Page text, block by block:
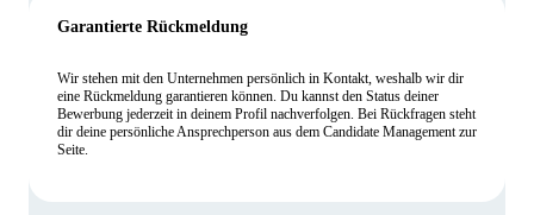
Garantierte Rückmeldung
Wir stehen mit den Unternehmen persönlich in Kontakt, weshalb wir dir
eine Rückmeldung garantieren können. Du kannst den Status deiner
Bewerbung jederzeit in deinem Profil nachverfolgen. Bei Rückfragen steht
dir deine persönliche Ansprechperson aus dem Candidate Management zur
Seite.